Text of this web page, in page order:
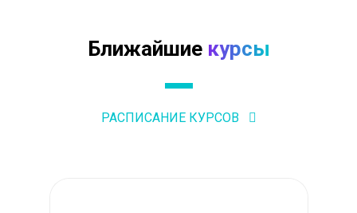
Ближайшие курсы
РАСПИСАНИЕ КУРСОВ